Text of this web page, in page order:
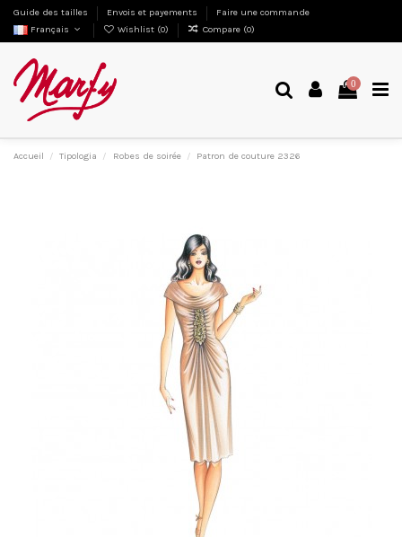
Guide des tailles Envois et payements
Faire une commande
Français
Wishlist (0) Compare (0)
0
Accueil Tipologia Robes de soirée Patron de couture 2326